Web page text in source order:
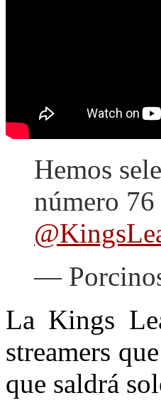
Hemos
número
—
La Kings
streamers
que saldrá